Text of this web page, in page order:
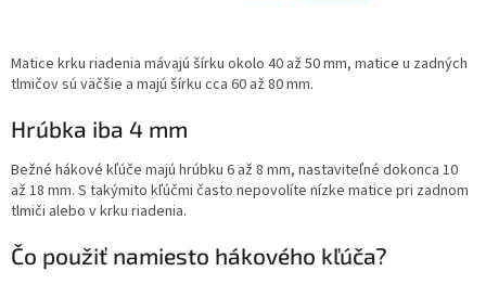
Matice krku riadenia mávajú šírku okolo 40 až 50 mm, matice u zadných
tlmičov sú väčšie a majú šírku cca 60 až 80 mm.
Hrúbka iba 4 mm
Bežné hákové kľúče majú hrúbku 6 až 8 mm, nastaviteľné dokonca 10
až 18 mm. S takýmito kľúčmi často nepovolíte nízke matice pri zadnom
tlmiči alebo v krku riadenia.
Čo použiť namiesto hákového kľúča?